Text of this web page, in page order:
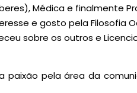
Médica e finalmente
e gosto pela Filosofia
sobre os outros e
paixão pela área da